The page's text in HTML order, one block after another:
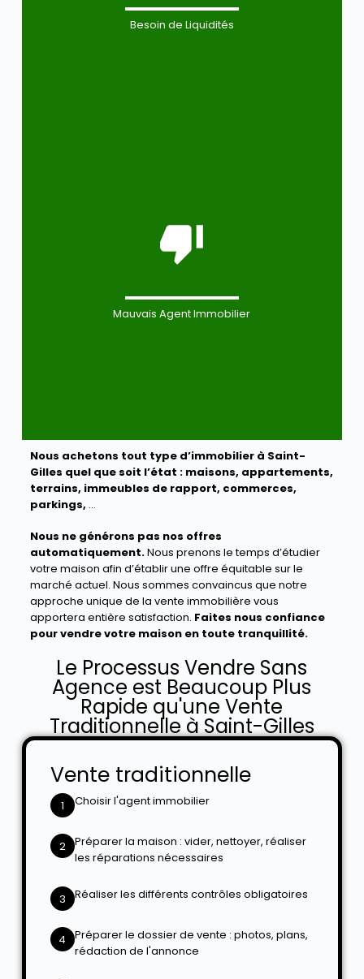
Besoin de Liquidités
Mauvais Agent Immobilier
Nous achetons tout type d’immobilier à Saint-
Gilles quel que soit l’état : maisons, appartements,
terrains, immeubles de rapport, commerces,
parkings, …
Nous ne générons pas nos offres
automatiquement.Nous prenons le temps d’étudier
votre maison afin d’établir une offre équitable sur le
marché actuel. Nous sommes convaincus que notre
approche unique de la vente immobilière vous
apportera entière satisfaction. Faites nous confiance
pour vendre votre maison en toute tranquillité.
Le Processus Vendre Sans
Agence est Beaucoup Plus
Rapide qu'une Vente
Traditionnelle à Saint-Gilles
Vente traditionnelle
1 Choisir l'agent immobilier
2 Préparer la maison : vider, nettoyer, réaliser
les réparations nécessaires
3 Réaliser les différents contrôles obligatoires
4
Préparer le dossier de vente : photos, plans,
rédaction de l'annonce